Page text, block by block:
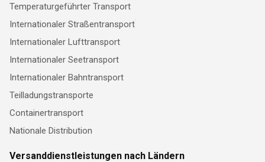
Temperaturgeführter Transport
Internationaler Straßentransport
Internationaler Lufttransport
Internationaler Seetransport
Internationaler Bahntransport
Teilladungstransporte
Containertransport
Nationale Distribution
Versanddienstleistungen nach Ländern